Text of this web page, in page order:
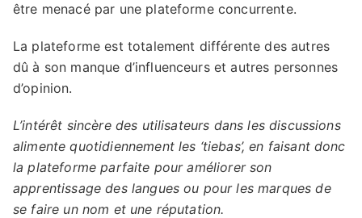
être menacé par une plateforme concurrente.
La plateforme est totalement différente des autres
dû à son manque d’influenceurs et autres personnes
d’opinion.
L’intérêt sincère des utilisateurs dans les discussions
alimente quotidiennement les ‘tiebas’, en faisant donc
la plateforme parfaite pour améliorer son
apprentissage des langues ou pour les marques de
se faire un nom et une réputation.